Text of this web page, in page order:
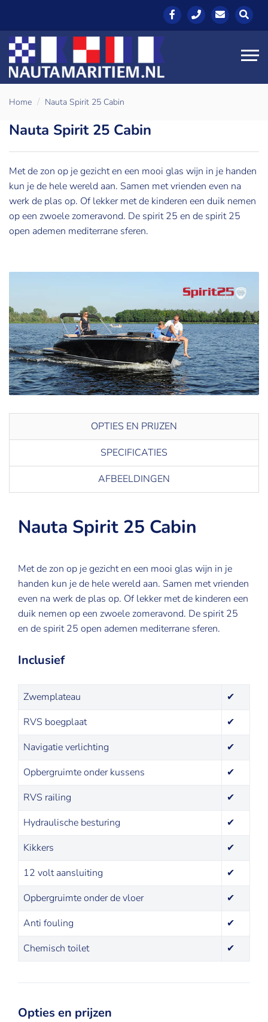
Home Nauta Spirit 25 Cabin
Nauta Spirit 25 Cabin
Met de zon op je gezicht en een mooi glas wijn in je handen
kun je de hele wereld aan. Samen met vrienden even na
werk de plas op. Of lekker met de kinderen een duik nemen
op een zwoele zomeravond. De spirit 25 en de spirit 25
open ademen mediterrane sferen.
OPTIES EN PRIJZEN
SPECIFICATIES
AFBEELDINGEN
Nauta Spirit 25 Cabin
Met de zon op je gezicht en een mooi glas wijn in je
handen kun je de hele wereld aan. Samen met vrienden
even na werk de plas op. Of lekker met de kinderen een
duik nemen op een zwoele zomeravond. De spirit 25
en de spirit 25 open ademen mediterrane sferen.
Inclusief
Zwemplateau
✔
RVS boegplaat
✔
Navigatie verlichting
✔
Opbergruimte onder kussens
✔
RVS railing
✔
Hydraulische besturing
✔
Kikkers
✔
12 volt aansluiting
✔
Opbergruimte onder de vloer
✔
Anti fouling
✔
Chemisch toilet
✔
Opties en prijzen